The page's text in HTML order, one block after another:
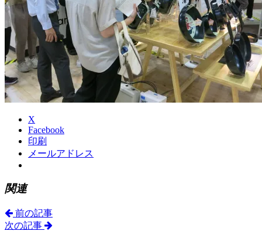
X
Facebook
印刷
メールアドレス
関連
前の記事
次の記事